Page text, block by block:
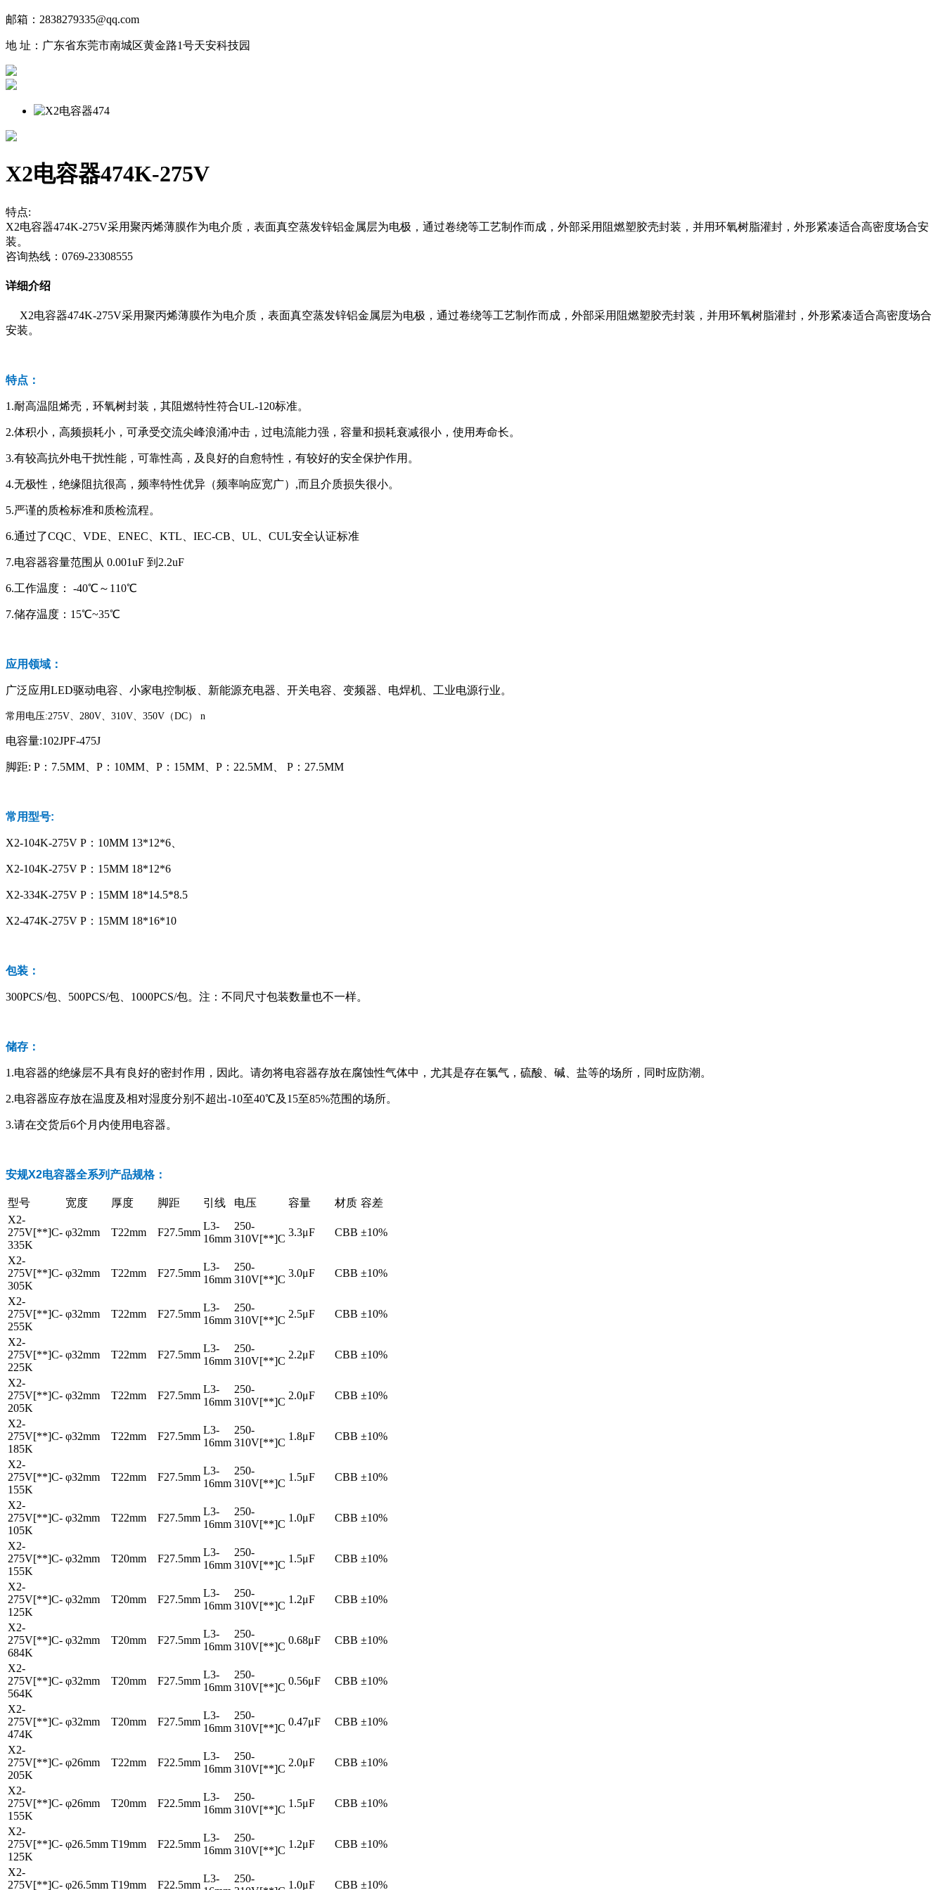
邮箱：2838279335@qq.com
地 址：广东省东莞市南城区黄金路1号天安科技园
X2电容器474K-275V
特点:
X2电容器474K-275V采用聚丙烯薄膜作为电介质，表面真空蒸发锌铝金属层为电极，通过卷绕等工艺制作而成，外部采用阻燃塑胶壳封装，并用环氧树脂灌封，外形紧凑适合高密度场合安
装。
咨询热线：0769-23308555
详细介绍
X2电容器474K-275V采用聚丙烯薄膜作为电介质，表面真空蒸发锌铝金属层为电极，通过卷绕等工艺制作而成，外部采用阻燃塑胶壳封装，并用环氧树脂灌封，外形紧凑适合高密度场合
安装。
特点：
1.耐高温阻烯壳，环氧树封装，其阻燃特性符合UL-120标准。
2.体积小，高频损耗小，可承受交流尖峰浪涌冲击，过电流能力强，容量和损耗衰减很小，使用寿命长。
3.有较高抗外电干扰性能，可靠性高，及良好的自愈特性，有较好的安全保护作用。
4.无极性，绝缘阻抗很高，频率特性优异（频率响应宽广）,而且介质损失很小。
5.严谨的质检标准和质检流程。
6.通过了CQC、VDE、ENEC、KTL、IEC-CB、UL、CUL安全认证标准
7.电容器容量范围从 0.001uF 到2.2uF
6.工作温度： -40℃～110℃
7.储存温度：15℃~35℃
应用领域：
广泛应用LED驱动电容、小家电控制板、新能源充电器、开关电容、变频器、电焊机、工业电源行业。
常用电压:275V、280V、310V、350V（DC） n
电容量:102JPF-475J
脚距: P：7.5MM、P：10MM、P：15MM、P：22.5MM、 P：27.5MM
常用型号:
X2-104K-275V P：10MM 13*12*6、
X2-104K-275V P：15MM 18*12*6
X2-334K-275V P：15MM 18*14.5*8.5
X2-474K-275V P：15MM 18*16*10
包装：
300PCS/包、500PCS/包、1000PCS/包。注：不同尺寸包装数量也不一样。
储存：
1.电容器的绝缘层不具有良好的密封作用，因此。请勿将电容器存放在腐蚀性气体中，尤其是存在氯气，硫酸、碱、盐等的场所，同时应防潮。
2.电容器应存放在温度及相对湿度分别不超出-10至40℃及15至85%范围的场所。
3.请在交货后6个月内使用电容器。
安规X2电容器全系列产品规格：
型号 宽度 厚度 脚距 引线 电压 容量 材质 容差
X2-
275V[**]C-
335K
φ32mm T22mm F27.5mm
L3-
16mm
250-
310V[**]C
3.3μF CBB ±10%
X2-
275V[**]C-
305K
φ32mm T22mm F27.5mm
L3-
16mm
250-
310V[**]C
3.0μF CBB ±10%
X2-
275V[**]C-
255K
φ32mm T22mm F27.5mm
L3-
16mm
250-
310V[**]C
2.5μF CBB ±10%
X2-
275V[**]C-
225K
φ32mm T22mm F27.5mm
L3-
16mm
250-
310V[**]C
2.2μF CBB ±10%
X2-
275V[**]C-
205K
φ32mm T22mm F27.5mm
L3-
16mm
250-
310V[**]C
2.0μF CBB ±10%
X2-
275V[**]C-
185K
φ32mm T22mm F27.5mm
L3-
16mm
250-
310V[**]C
1.8μF CBB ±10%
X2-
275V[**]C-
155K
φ32mm T22mm F27.5mm
L3-
16mm
250-
310V[**]C
1.5μF CBB ±10%
X2-
275V[**]C-
105K
φ32mm T22mm F27.5mm
L3-
16mm
250-
310V[**]C
1.0μF CBB ±10%
X2-
275V[**]C-
155K
φ32mm T20mm F27.5mm
L3-
16mm
250-
310V[**]C
1.5μF CBB ±10%
X2-
275V[**]C-
125K
φ32mm T20mm F27.5mm
L3-
16mm
250-
310V[**]C
1.2μF CBB ±10%
X2-
275V[**]C-
684K
φ32mm T20mm F27.5mm
L3-
16mm
250-
310V[**]C
0.68μF CBB ±10%
X2-
275V[**]C-
564K
φ32mm T20mm F27.5mm
L3-
16mm
250-
310V[**]C
0.56μF CBB ±10%
X2-
275V[**]C-
474K
φ32mm T20mm F27.5mm
L3-
16mm
250-
310V[**]C
0.47μF CBB ±10%
X2-
275V[**]C-
205K
φ26mm T22mm F22.5mm
L3-
16mm
250-
310V[**]C
2.0μF CBB ±10%
X2-
275V[**]C-
155K
φ26mm T20mm F22.5mm
L3-
16mm
250-
310V[**]C
1.5μF CBB ±10%
X2-
275V[**]C-
125K
φ26.5mm T19mm F22.5mm
L3-
16mm
250-
310V[**]C
1.2μF CBB ±10%
X2-
275V[**]C- φ26.5mm T19mm F22.5mm
L3-
250-
1.0μF CBB ±10%